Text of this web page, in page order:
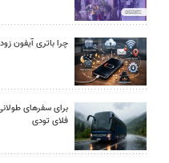
چرا باتری آیفون زود خالی
برای سفرهای
فلای تودی